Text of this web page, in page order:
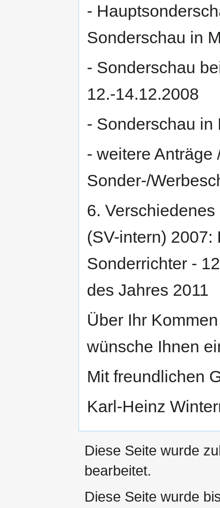
-
Sonderschau in
- Sonderschau
12.-14.12.2008
- Sonderschau in
- weitere Anträge
Sonder-/
6.
(SV-intern) 2007:
Sonderrichter -
des Jahres 2011
Über Ihr
wünsche Ihnen
Mit freundlichen
Karl-Heinz
Diese Seite wurde
bearbeitet.
Diese Seite wurde